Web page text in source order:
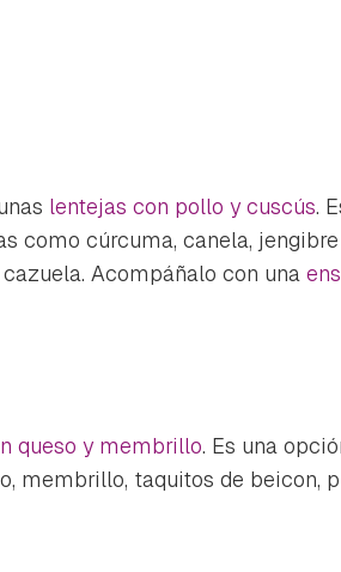
lentejas con pollo y cuscús.
como cúrcuma, canela,
Acompáñalo con una
queso y membrillo. Es una
membrillo, taquitos de beicon,